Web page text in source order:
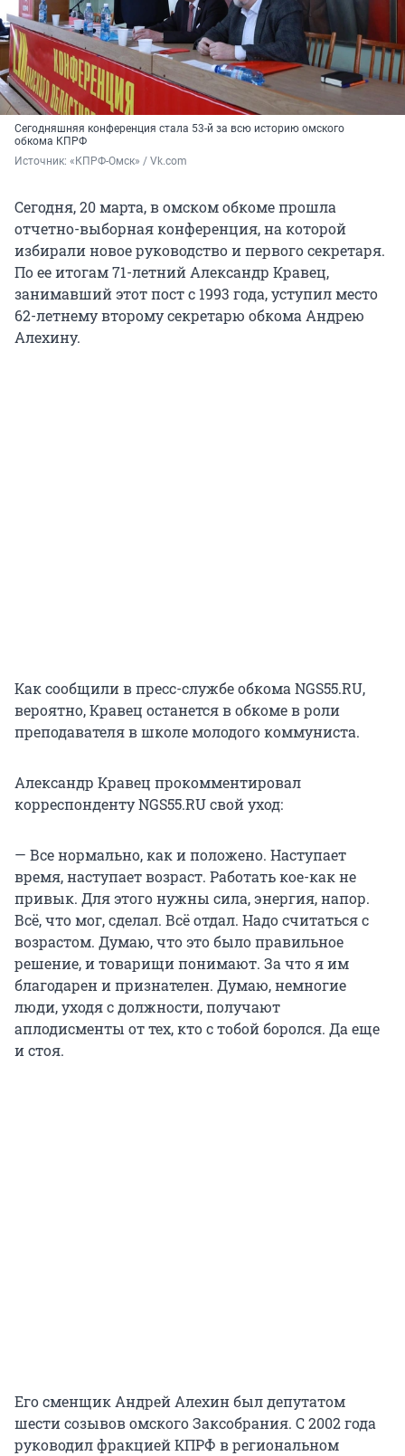
Сегодняшняя конференция стала 53-й за всю историю омского
обкома КПРФ
Источник: «КПРФ-Омск» / Vk.com
Сегодня, 20 марта, в омском обкоме прошла
отчетно-выборная конференция, на которой
избирали новое руководство и первого секретаря.
По ее итогам 71-летний Александр Кравец,
занимавший этот пост с 1993 года, уступил место
62-летнему второму секретарю обкома Андрею
Алехину.
Как сообщили в пресс-службе обкома NGS55.RU,
вероятно, Кравец останется в обкоме в роли
преподавателя в школе молодого коммуниста.
Александр Кравец прокомментировал
корреспонденту NGS55.RU свой уход:
— Все нормально, как и положено. Наступает
время, наступает возраст. Работать кое-как не
привык. Для этого нужны сила, энергия, напор.
Всё, что мог, сделал. Всё отдал. Надо считаться с
возрастом. Думаю, что это было правильное
решение, и товарищи понимают. За что я им
благодарен и признателен. Думаю, немногие
люди, уходя с должности, получают
аплодисменты от тех, кто с тобой боролся. Да еще
и стоя.
Его сменщик Андрей Алехин был депутатом
шести созывов омского Заксобрания. С 2002 года
руководил фракцией КПРФ в региональном